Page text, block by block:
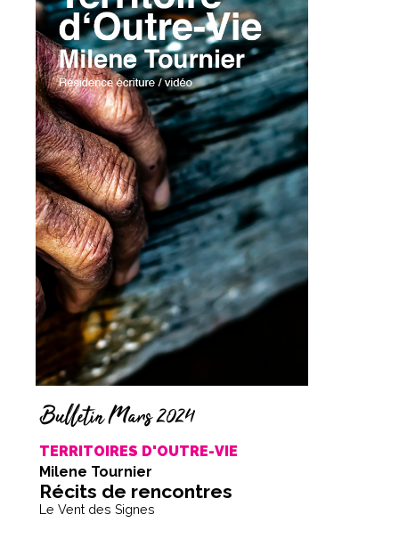
Bulletin Mars 2024
TERRITOIRES D'OUTRE-VIE
Milene Tournier
Récits de rencontres
Le Vent des Signes